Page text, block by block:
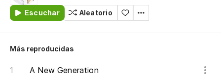
Escuchar Aleatorio
Más reproducidas
A New Generation